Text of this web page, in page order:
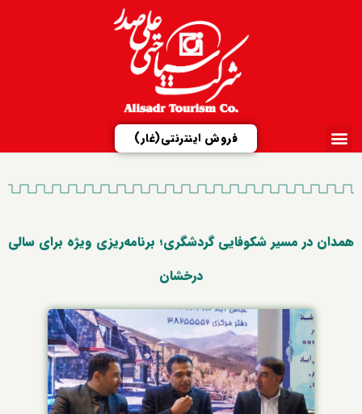
فروش اینترنتی(غار)
همدان در مسیر شکوفایی گردشگری؛ برنامه‌ریزی ویژه برای سالی
درخشان